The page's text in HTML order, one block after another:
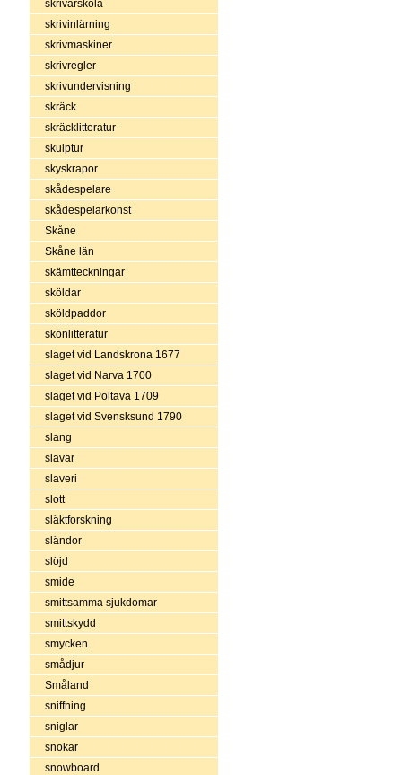
skrivarskola
skrivinlärning
skrivmaskiner
skrivregler
skrivundervisning
skräck
skräcklitteratur
skulptur
skyskrapor
skådespelare
skådespelarkonst
Skåne
Skåne län
skämtteckningar
sköldar
sköldpaddor
skönlitteratur
slaget vid Landskrona 1677
slaget vid Narva 1700
slaget vid Poltava 1709
slaget vid Svensksund 1790
slang
slavar
slaveri
slott
släktforskning
sländor
slöjd
smide
smittsamma sjukdomar
smittskydd
smycken
smådjur
Småland
sniffning
sniglar
snokar
snowboard